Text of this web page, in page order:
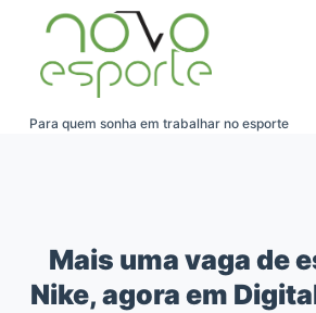
Para quem sonha em trabalhar no esporte
Mais uma vaga de
Nike, agora em